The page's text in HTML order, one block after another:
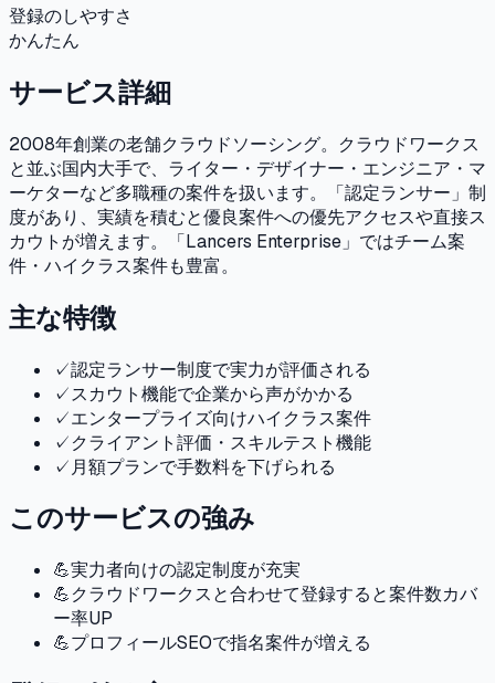
登録のしやすさ
かんたん
サービス詳細
2008年創業の老舗クラウドソーシング。クラウドワークス
と並ぶ国内大手で、ライター・デザイナー・エンジニア・マ
ーケターなど多職種の案件を扱います。「認定ランサー」制
度があり、実績を積むと優良案件への優先アクセスや直接ス
カウトが増えます。「Lancers Enterprise」ではチーム案
件・ハイクラス案件も豊富。
主な特徴
✓認定ランサー制度で実力が評価される
✓スカウト機能で企業から声がかかる
✓エンタープライズ向けハイクラス案件
✓クライアント評価・スキルテスト機能
✓月額プランで手数料を下げられる
このサービスの強み
💪実力者向けの認定制度が充実
💪クラウドワークスと合わせて登録すると案件数カバ
ー率UP
💪プロフィールSEOで指名案件が増える